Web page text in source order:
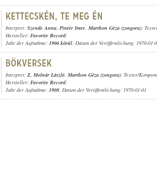
Interpret: Szende Anna, Pintér Imre, Marthon Géza (zongora);
Hersteller: Favorite Record;
Jahr der Aufnahme: 1906 körül; Datum der Veröffentlichung: 1970-01-
Interpret: Z. Molnár László, Marthon Géza (zongora); Texter/
Hersteller: Favorite Record;
Jahr der Aufnahme: 1908; Datum der Veröffentlichung: 1970-01-01